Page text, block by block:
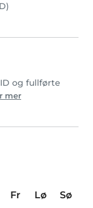
og fullførte
mer
Fr Lø
Sø